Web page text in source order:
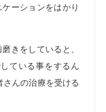
ーションをはかり
きをしていると、
ている事をするん
さんの治療を受ける